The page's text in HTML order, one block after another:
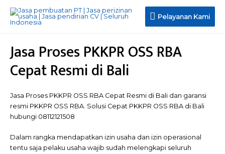
Pelayanan
Pelayanan Kami
Jasa Proses PKKPR OSS RBA
Cepat Resmi di Bali
Jasa Proses PKKPR OSS RBA Cepat Resmi di Bali dan garansi
resmi PKKPR OSS RBA. Solusi Cepat PKKPR OSS RBA di Bali
hubungi 08112121508
Dalam rangka mendapatkan izin usaha dan izin operasional
tentu saja pelaku usaha wajib sudah melengkapi seluruh